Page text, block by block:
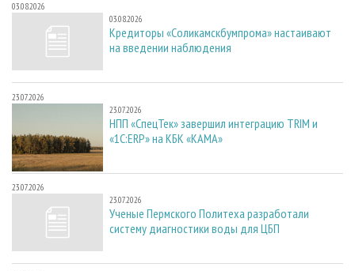
03.08.2026
03.08.2026
Кредиторы «Соликамскбумпрома» настаивают
на введении наблюдения
23.07.2026
23.07.2026
НПП «СпецТек» завершил интеграцию TRIM и
«1С:ERP» на КБК «КАМА»
23.07.2026
23.07.2026
Ученые Пермского Политеха разработали
систему диагностики воды для ЦБП